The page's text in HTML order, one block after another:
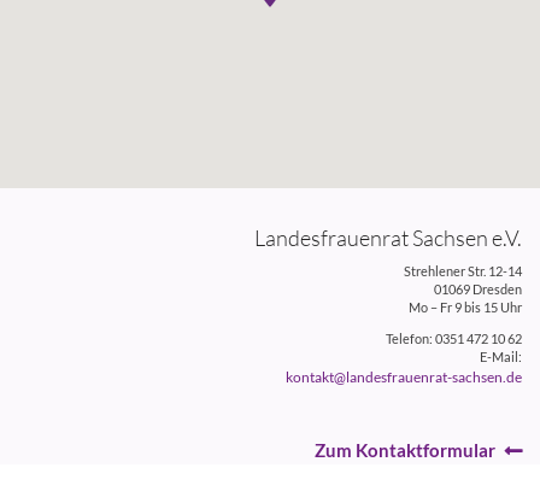
Landesfrauenrat Sachsen e.V.
Strehlener Str. 12-14
01069 Dresden
Mo – Fr 9 bis 15 Uhr
Telefon: 0351 472 10 62
E-Mail:
kontakt@landesfrauenrat-sachsen.de
Zum Kontaktformular